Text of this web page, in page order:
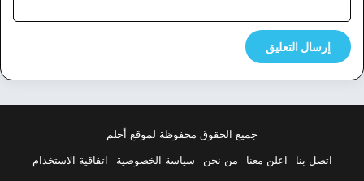
جميع الحقوق محفوظة لموقع أحلم
اتصل بنا
اعلن معنا من نحن سياسة الخصوصية اتفاقية الاستخدام